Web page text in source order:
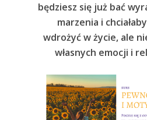
będziesz się już bać
marzenia i
wdrożyć w życie, ale
własnych emocji i